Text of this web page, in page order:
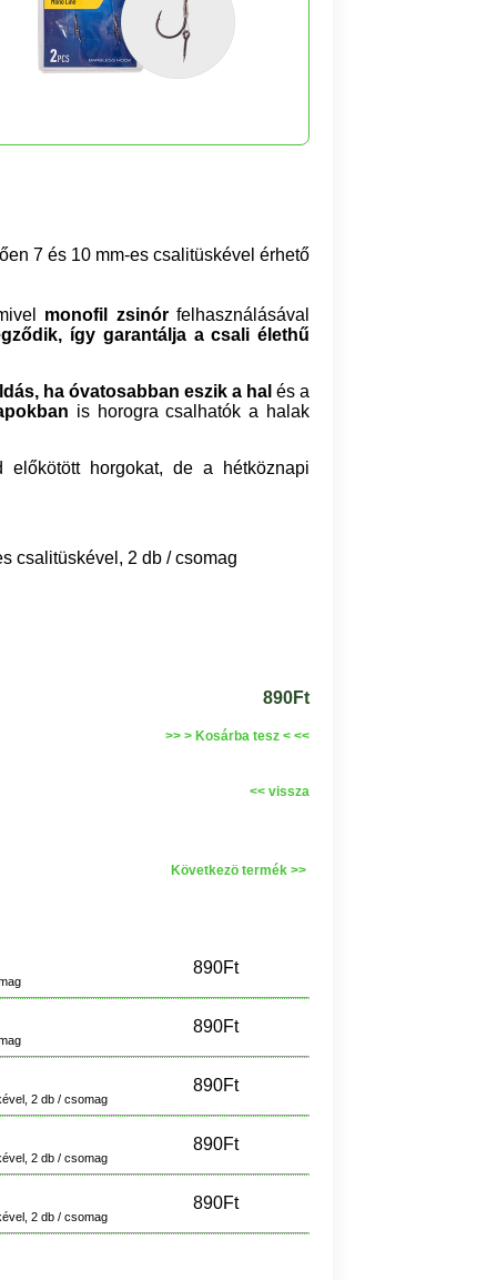
7 és 10 mm-es csalitüskével érhető
monofil zsinórfelhasználásával
így garantálja a csali élethű
ha óvatosabban eszik a hal és a
is horogra csalhatók a halak
előkötött horgokat, de a hétköznapi
csalitüskével, 2 db / csomag
890Ft
>> > Kosárba tesz < <<
<< vissza
Következö termék >>
890Ft
890Ft
890Ft
2 db / csomag
890Ft
2 db / csomag
890Ft
2 db / csomag